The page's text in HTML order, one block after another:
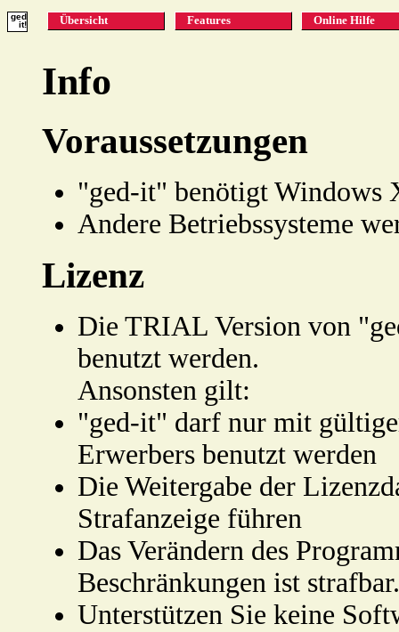
ged
it!
Übersicht Features Online Hilfe
Info
Voraussetzungen
"ged-it" benötigt Windows
Andere Betriebssysteme
Lizenz
Die TRIAL Version von
benutzt werden.
Ansonsten gilt:
"ged-it" darf nur mit
Erwerbers benutzt werden
Die Weitergabe der
Strafanzeige führen
Das Verändern des
Beschränkungen ist strafbar.
Unterstützen Sie keine